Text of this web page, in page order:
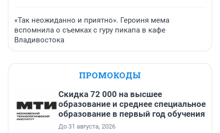
«Так неожиданно и приятно». Героиня мема
вспомнила о съемках с гуру пикапа в кафе
Владивостока
ПРОМОКОДЫ
Скидка 72 000 на высшее
образование и среднее специальное
образование в первый год обучения
До 31 августа, 2026